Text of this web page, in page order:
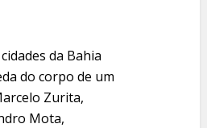
da Bahia
do corpo de um
Zurita,
Mota,